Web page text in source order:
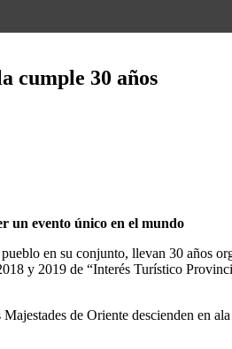
cumple 30 años
un evento único en el mundo
en su conjunto, llevan 30 años
y 2019 de “Interés Turístico
de Oriente descienden en